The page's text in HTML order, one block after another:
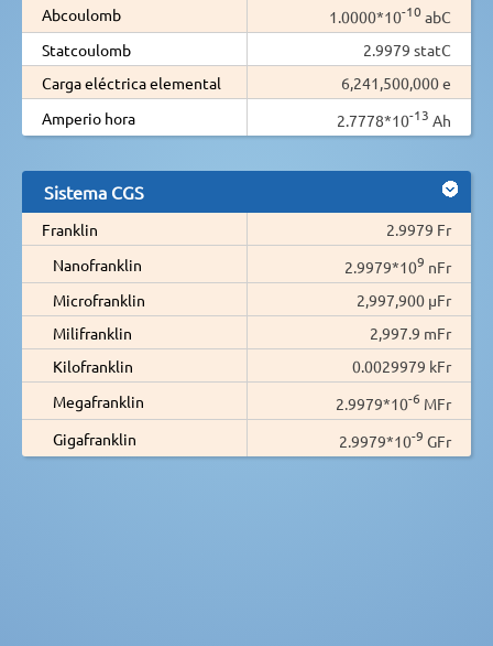
Abcoulomb 1.0000*10-10 abC
Statcoulomb
2.9979 statC
Carga eléctrica elemental
6,241,500,000 e
Amperio hora
2.7778*10-13 Ah
Sistema CGS
Franklin
2.9979 Fr
Nanofranklin
2.9979*109 nFr
Microfranklin
2,997,900 µFr
Milifranklin
2,997.9 mFr
Kilofranklin
0.0029979 kFr
Megafranklin
2.9979*10-6 MFr
Gigafranklin
2.9979*10-9 GFr